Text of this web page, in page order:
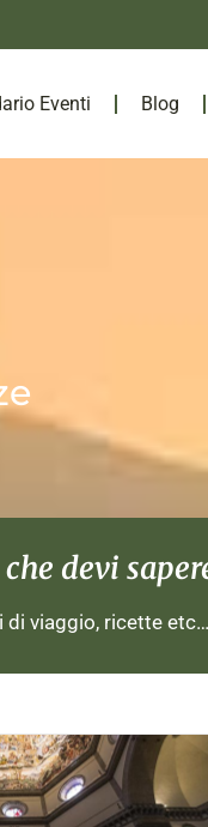
Eventi Blog
devi
di viaggio, ricette etc…